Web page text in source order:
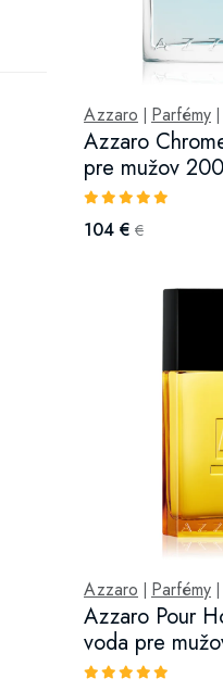
Azzaro Parfémy
Azzaro
pre mužov
104 € €
Azzaro Parfémy
Azzaro Pour
voda pre